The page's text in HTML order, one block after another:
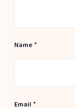
Name*
Email *